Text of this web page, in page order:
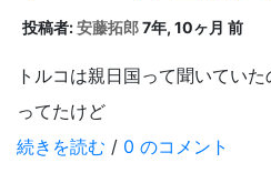
投稿者:安藤拓郎7年, 10ヶ月 前
トルコは親日国って聞いてい
ってたけど
続きを読む / 0 のコメント